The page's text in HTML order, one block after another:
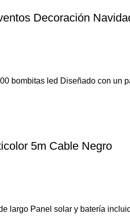
Decoración
bombitas led Diseñado con un
5m Cable Negro
largo Panel solar y batería